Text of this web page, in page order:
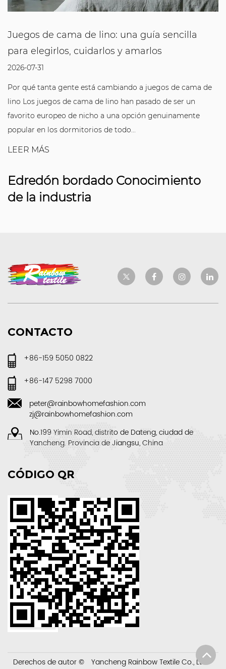
Juegos de cama de lino: una guía sencilla
para elegirlos, cuidarlos y amarlos
2026-07-31
Por qué tanta gente está cambiando a juegos de cama de
lino Los juegos de cama de lino han pasado de ser un
favorito europeo de nicho a una opción genuinamente
popular en los dormitorios de todo...
LEER MÁS
Edredón bordado Conocimiento
de la industria
CONTACTO
+86-159 5050 0822
+86-147 5298 7000
peter@rainbowhomefashion.com
zj@rainbowhomefashion.com
No.199 Yimin Road, distrito de Dateng, ciudad de
Yancheng. Provincia de Jiangsu, China
CÓDIGO QR
Derechos de autor ©
Yancheng Rainbow Textile Co., Ltd.